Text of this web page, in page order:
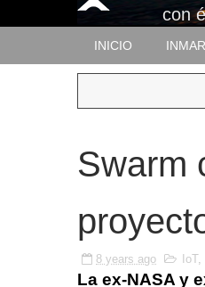
con
INICIO
Swarm
8 years ago IoT,
La ex-NASA y